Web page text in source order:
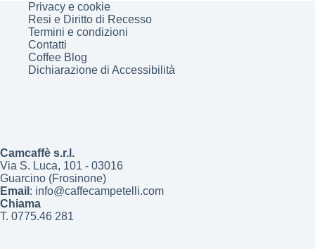
Privacy e cookie
Resi e Diritto di Recesso
Termini e condizioni
Contatti
Coffee Blog
Dichiarazione di Accessibilità
Camcaffè s.r.l.
Via S. Luca, 101 - 03016
Guarcino (Frosinone)
Email : info@caffecampetelli.com
Chiama
T. 0775.46 281